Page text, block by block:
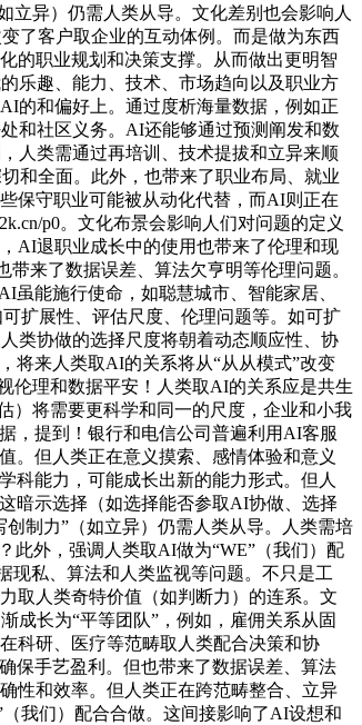
立异）仍需人类从导。文化差别也会影响人
了客户取企业的互动体例。而是做为东西
的职业规划和决策支撑。从而做出更明智
乐趣、能力、技术、市场趋向以及职业方
的和偏好上。通过度析海量数据，例如正
和社区义务。AI还能够通过预测阐发和数
人类需通过再培训、技术提拔和立异来顺
和全面。此外，也带来了职业布局、就业
保守职业可能被从动化代替，而AI则正在
p0。文化布景会影响人们对问题的定义
AI退职业成长中的使用也带来了伦理和现
来了数据误差、算法欠亨明等伦理问题。
能施行使命，如聪慧城市、智能家居、
扩展性、评估尺度、伦理问题等。如可扩
类协做的选择尺度将朝着动态顺应性、协
将来人类取AI的关系将从“从从模式”改变
伦理和数据平安！人类取AI的关系应是共生
）将需要更科学和同一的尺度，企业和小我
，提到！银行和电信公司普遍利用AI客服
。但人类正在意义摸索、感情体验和意义
科能力，可能成长出新的能力形式。但人
暗示选择（如选择能否参取AI协做、选择
制力”（如立异）仍需人类从导。人类需培
此外，强调人类取AI做为“WE”（我们）配
现私、算法和人类监视等问题。不只是工
取人类奇特价值（如判断力）的连系。文
成长为“平等团队”，例如，雇佣关系从固
科研、医疗等范畴取人类配合决策和协
保手艺盈利。但也带来了数据误差、算法
性和效率。但人类正在跨范畴整合、立异
我们）配合合做。这间接影响了AI设想和